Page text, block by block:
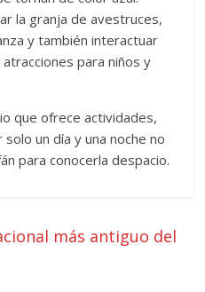
la granja de avestruces,
y también interactuar
para niños y
que ofrece actividades,
un día y una noche no
para conocerla despacio.
más antiguo del